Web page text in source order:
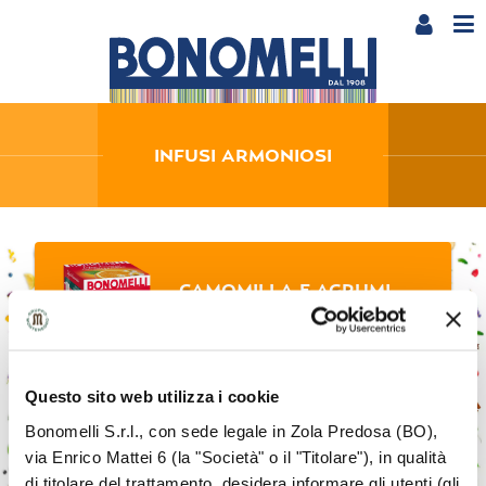
Questo sito web utilizza i cookie
Bonomelli S.r.l., con sede legale in Zola Predosa (BO),
via Enrico Mattei 6 (la "Società" o il "Titolare"), in qualità
di titolare del trattamento, desidera informare gli utenti (gli
INFUSI ARMONIOSI
CAMOMILLA E AGRUMI
Fresco e avvolgente
CAMOMILLA E MIELE
Piacevole e delicato